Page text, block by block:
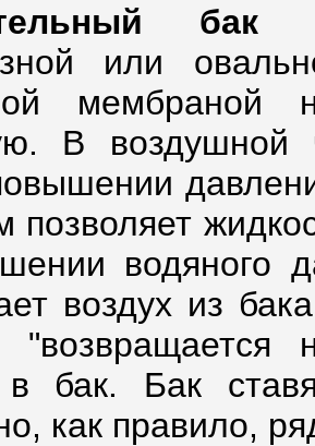
бак
или
В воздушной
водяного
воздух из
"возвращается
в бак. Бак
как правило,